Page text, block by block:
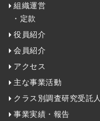
組織運営
・定款
役員紹介
会員紹介
アクセス
主な事業活動
クラス別調査研究受託
事業実績・報告